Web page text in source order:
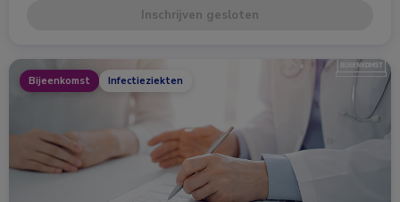
Inschrijven gesloten
Bijeenkomst Infectieziekten